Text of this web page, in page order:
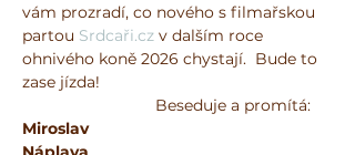
vám prozradí, co nového s filmařskou
partou Srdcaři.cz v dalším roce
ohnivého koně 2026 chystají.  Bude to
zase jízda!
                              Beseduje a promítá:
Miroslav